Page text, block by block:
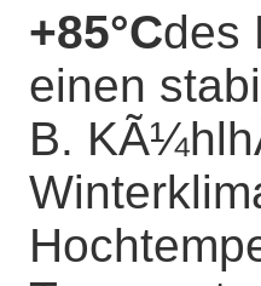
+85°Cdes
einen
B.